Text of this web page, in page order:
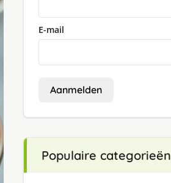
E-mail
Aanmelden
Populaire categorieën